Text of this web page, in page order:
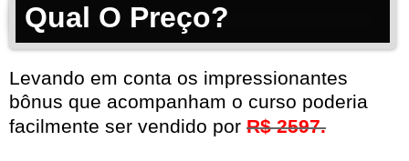
Qual O Preço?
Levando em conta os impressionantes
bônus que acompanham o curso poderia
facilmente ser vendido por R$ 2597.